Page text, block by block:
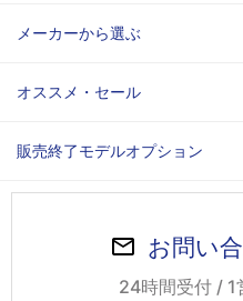
メーカーから選ぶ
オススメ・セール
販売終了モデルオプション
お問い
24時間受付 / 1